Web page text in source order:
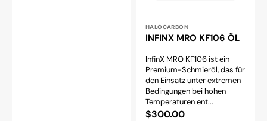
Anbieter:
HALOCARBON
INFINX MRO KF106 ÖL
InfinX MRO KF106 ist ein
Premium-Schmieröl, das für
den Einsatz unter extremen
Bedingungen bei hohen
Temperaturen ent...
Normaler
$300.00